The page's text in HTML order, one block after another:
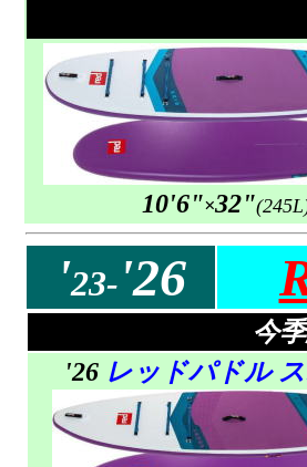
10'6"×32"
'23-'26
今
'26 レッドパドル